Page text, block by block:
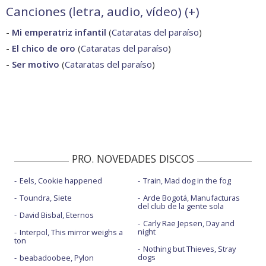
Canciones (letra, audio, vídeo) (+)
- Mi emperatriz infantil (Cataratas del paraíso)
- El chico de oro (Cataratas del paraíso)
- Ser motivo (Cataratas del paraíso)
PRO. NOVEDADES DISCOS
Eels, Cookie happened
Toundra, Siete
David Bisbal, Eternos
Interpol, This mirror weighs a
ton
beabadoobee, Pylon
Train, Mad dog in the fog
Arde Bogotá, Manufacturas
del club de la gente sola
Carly Rae Jepsen, Day and
night
Nothing but Thieves, Stray
dogs